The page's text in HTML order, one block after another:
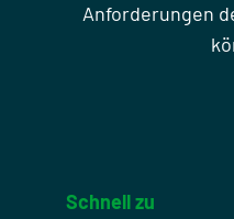
Anforderungen
Schnell zu